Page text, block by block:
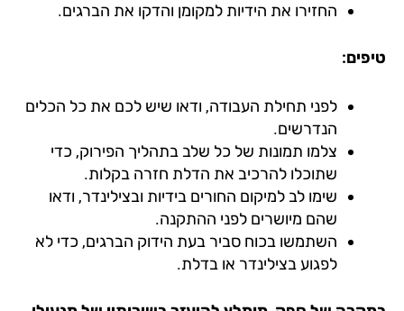
החזירו את הידיות למקומן והדקו את הברגים.
לפני תחילת העבודה, ודאו שיש לכם את כל הכלים
הנדרשים.
צלמו תמונות של כל שלב בתהליך הפירוק, כדי
שתוכלו להרכיב את הדלת חזרה בקלות.
שימו לב למיקום החורים בידיות ובצילינדר, ודאו
שהם מיושרים לפני ההתקנה.
השתמשו בכוח סביר בעת הידוק הברגים, כדי לא
לפגוע בצילינדר או בדלת.